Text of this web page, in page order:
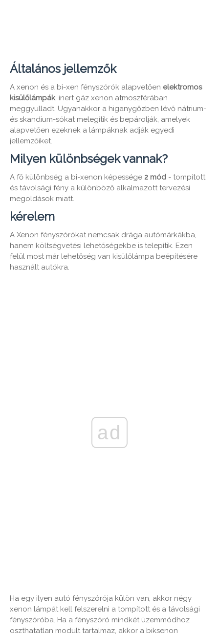
Általános jellemzők
A xenon és a bi-xen fényszórók alapvetően elektromos
kisülőlámpák, inert gáz xenon atmoszférában
meggyulladt. Ugyanakkor a higanygőzben lévő nátrium-
és skandium-sókat melegítik és bepárolják, amelyek
alapvetően ezeknek a lámpáknak adják egyedi
jellemzőiket.
Milyen különbségek vannak?
A fő különbség a bi-xenon képessége 2 mód - tompított
és távolsági fény a különböző alkalmazott tervezési
megoldások miatt.
kérelem
A Xenon fényszórókat nemcsak drága autómárkákba,
hanem költségvetési lehetőségekbe is telepítik. Ezen
felül most már lehetőség van kisülőlámpa beépítésére
használt autókra.
ad
Ha egy ilyen autó fényszórója külön van, akkor négy
xenon lámpát kell felszerelni a tompított és a távolsági
fényszóróba. Ha a fényszóró mindkét üzemmódhoz
oszthatatlan modult tartalmaz, akkor a biksenon